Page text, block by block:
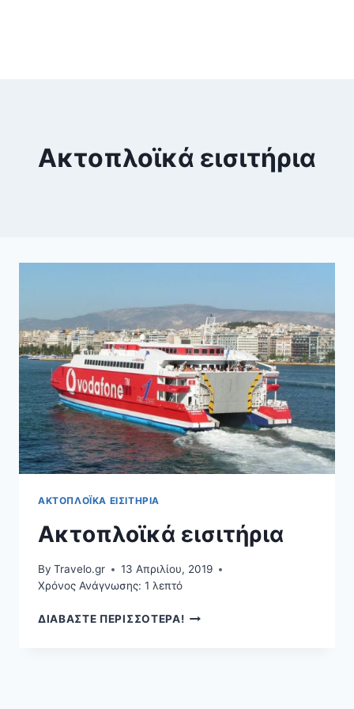
Ακτοπλοϊκά εισιτήρια
ΑΚΤΟΠΛΟΪΚΆ ΕΙΣΙΤΉΡΙΑ
Ακτοπλοϊκά εισιτήρια
By Travelo.gr
13 Απριλίου, 2019
Χρόνος Ανάγνωσης: 1 λεπτό
ΔΙΑΒΑΣΤΕ ΠΕΡΙΣΣΟΤΕΡΑ!ΑΚΤΟΠΛΟΪΚΆ